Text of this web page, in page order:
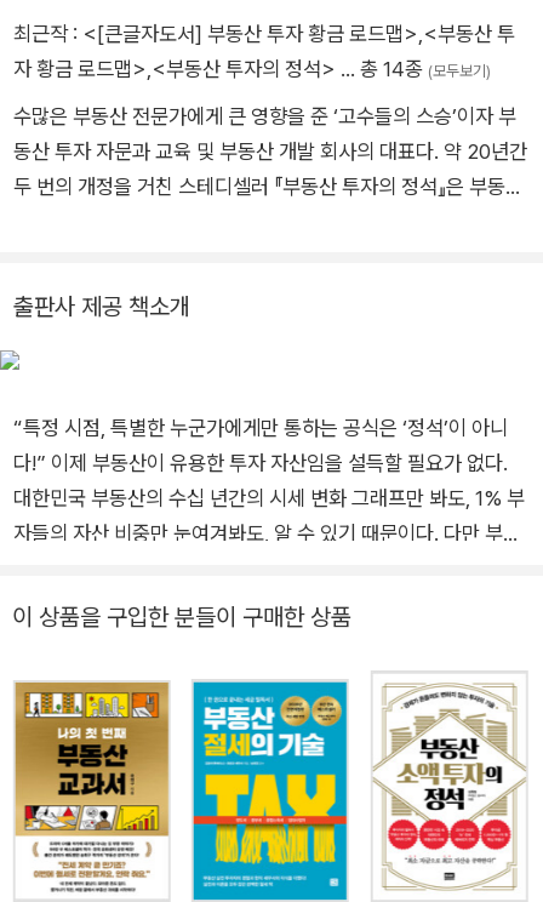
최근작 : <[큰글자도서] 부동산 투자 황금 로드맵>,<부동산 투
자 황금 로드맵>,<부동산 투자의 정석> … 총 14종 (모두보기)
수많은 부동산 전문가에게 큰 영향을 준 ‘고수들의 스승’이자 부
동산 투자 자문과 교육 및 부동산 개발 회사의 대표다. 약 20년간
두 번의 개정을 거친 스테디셀러 『부동산 투자의 정석』은 부동산
알려지면서 20만 원의 중고가로 거래되기도 했다. 2009년 강남
고덕래미안힐스테이트를 비롯한 서울의 미분양이 큰 수익이 된
가치를 미리 발견했으며, 2017년에는 둔촌주공에 1억 원으로 투
자하는 방법을 공개해 화제가 되었다. 또한 용인과 대전, 창원 등
의 지역에서 2000만~3000만 원의 소액으로 투자하는 방법을
알려주어 많은 투자자의 희망이 되기도 했다. 저서 『부동산 소액
0%, 최대 412%의 상승률을 달성하면서 책을 따라만 해도 큰 수
투자를 할 수 있도록 ‘맘 편하고 우수한 투자’ 모임을 통해 20년
이상 강의를 해오고 있으며, 많은 이들의 ‘인생 멘토’로 불린다.
저서로는 『부동산 투자의 정석』과 『부동산 소액 투자의 정석』
『코로나 이후, 대한민국 부동산』 등이 있다.
출판사 제공 책소개
“특정 시점, 특별한 누군가에게만 통하는 공식은 ‘정석’이 아니
다!” 이제 부동산이 유용한 투자 자산임을 설득할 필요가 없다.
대한민국 부동산의 수십 년간의 시세 변화 그래프만 봐도, 1% 부
자들의 자산 비중만 눈여겨봐도, 알 수 있기 때문이다. 다만 부동
이 폭락한다는데, 지금 투자를 하라고?” “상승장을 지나며 가격
전설적인 가치투자자 찰스 멍거의 명언이다. “대중을 따라 하는
것은 평균으로 후퇴하겠다는 것이다.” 대중의 투자 열기가 식어
가는 시점이야말로 투자 고수들이 시장에서 ‘좋은 물건’을 줍는
때다. 이 시대 유명 투자 고수들의 스승이자 활황과 불황을 두루
거친 1세대 투자자 부동산 김사부의 책을 읽어야 하는 것도 이 때
문이다. 무려 15년 전에 처음 출간된 《부동산 투자의 정석》은 지
금까지도 ‘부동산 투자자의 교과서’ ‘부동산 투자 필독서’로 불리
이 상품을 구입한 분들이 구매한 상품